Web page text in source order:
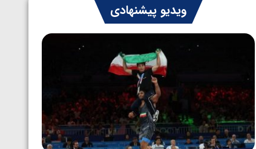
ویدیو پیشنهادی